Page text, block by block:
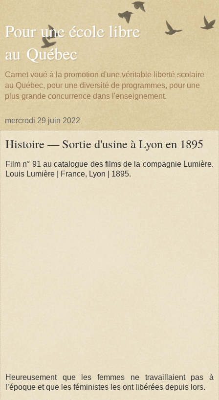
Pour une école libre
au Québec
Carnet voué à la promotion d'une véritable liberté scolaire
au Québec, pour une diversité de programmes, pour une
plus grande concurrence dans l'enseignement.
mercredi 29 juin 2022
Histoire — Sortie d'usine à Lyon en 1895
Film n° 91 au catalogue des films de la compagnie Lumière.
Louis Lumière | France, Lyon | 1895.
Heureusement que les femmes ne travaillaient pas à
l’époque et que les féministes les ont libérées depuis lors.